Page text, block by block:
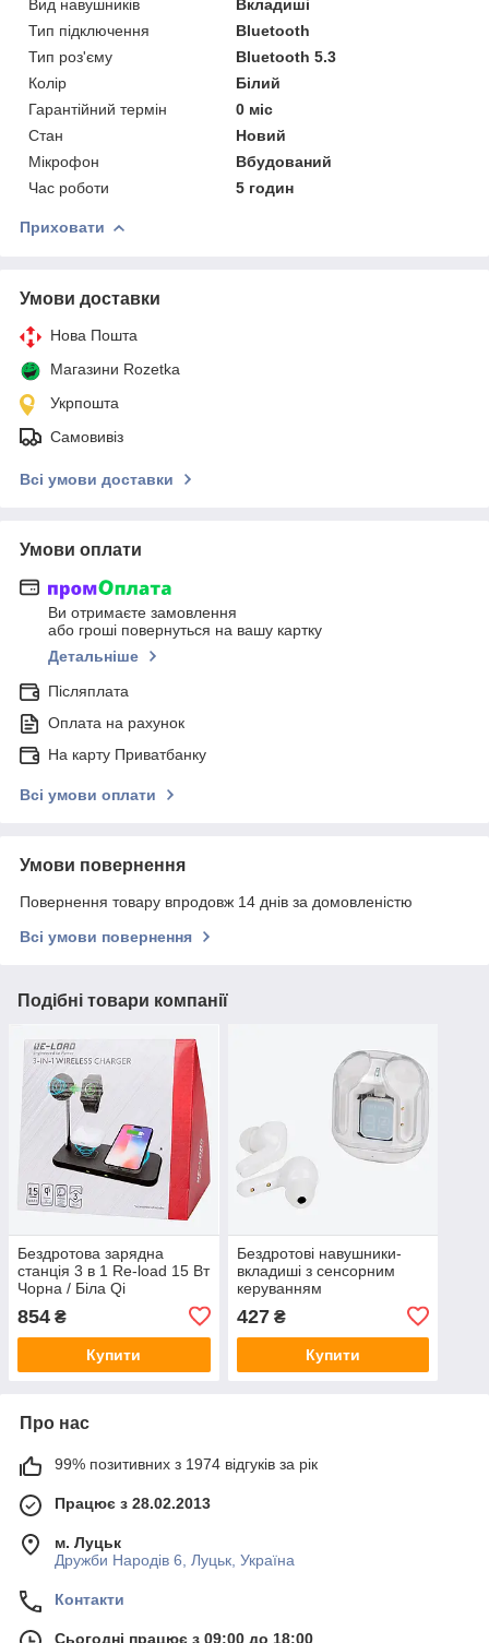
Вид навушників
Вкладиші
Тип підключення
Bluetooth
Тип роз'єму
Bluetooth 5.3
Колір
Білий
Гарантійний термін
0 міс
Стан
Новий
Мікрофон
Вбудований
Час роботи
5 годин
Приховати
Умови доставки
Нова Пошта
Магазини Rozetka
Укрпошта
Самовивіз
Всі умови доставки
Умови оплати
Ви отримаєте замовлення
або гроші повернуться на вашу картку
Детальніше
Післяплата
Оплата на рахунок
На карту Приватбанку
Всі умови оплати
Умови повернення
Повернення товару впродовж 14 днів за домовленістю
Всі умови повернення
Подібні товари компанії
Бездротова зарядна
станція 3 в 1 Re-load 15 Вт
Чорна / Біла Qi
854 ₴
Купити
Бездротові навушники-
вкладиші з сенсорним
керуванням
427₴
Купити
Про нас
99% позитивних з 1974 відгуків за рік
Працює з 28.02.2013
м. Луцьк
Дружби Народів 6, Луцьк, Україна
Контакти
Сьогодні працює з 09:00 до 18:00